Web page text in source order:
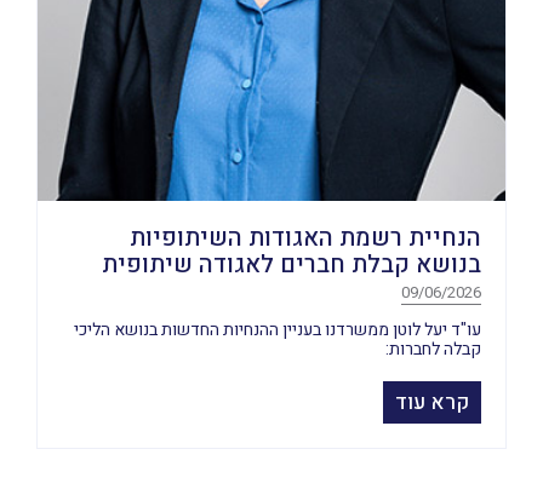
הנחיית רשמת האגודות השיתופיות
בנושא קבלת חברים לאגודה שיתופית
09/06/2026
עו"ד יעל לוטן ממשרדנו בעניין ההנחיות החדשות בנושא הליכי
קבלה לחברות:
קרא עוד